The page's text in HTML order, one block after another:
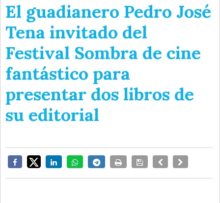
El guadianero Pedro José
Tena invitado del
Festival Sombra de cine
fantástico para
presentar dos libros de
su editorial